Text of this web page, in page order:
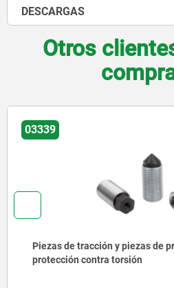
DESCARGAS
Otros
03330
Soportes excéntricos y
piezas de presión